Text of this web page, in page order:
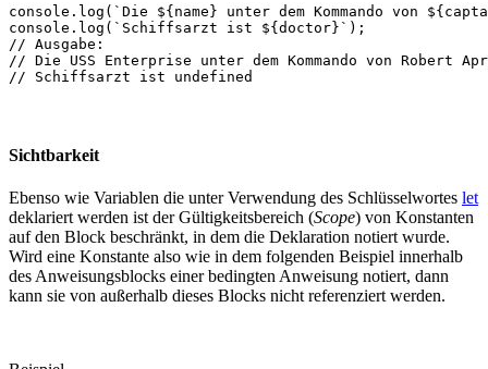
console . log ( `Die ${ name } unter dem Kommando von ${
console . log ( `Schiffsarzt ist ${ doctor} ` );
// Ausgabe:
// Die USS Enterprise unter dem Kommando von
// Schiffsarzt ist undefined
Sichtbarkeit
Ebenso wie Variablen die unter Verwendung des Schlüsselwortes let
deklariert werden ist der Gültigkeitsbereich (Scope) von Konstanten
auf den Block beschränkt, in dem die Deklaration notiert wurde.
Wird eine Konstante also wie in dem folgenden Beispiel innerhalb
des Anweisungsblocks einer bedingten Anweisung notiert, dann
kann sie von außerhalb dieses Blocks nicht referenziert werden.